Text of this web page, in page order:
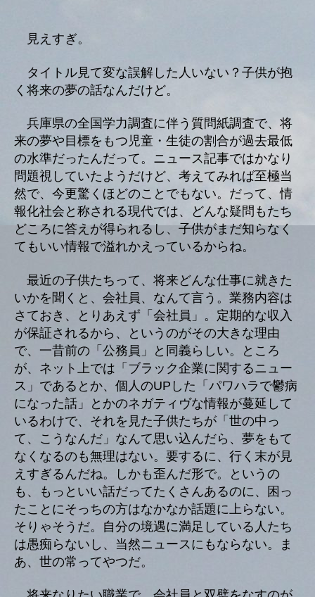
見えすぎ。
タイトル見て変な誤解した人いない？子供が抱
く将来の夢の話なんだけど。
兵庫県の全国学力調査に伴う質問紙調査で、将
来の夢や目標をもつ児童・生徒の割合が過去最低
の水準だったんだって。ニュース記事ではかなり
問題視していたようだけど、考えてみれば至極当
然で、今更驚くほどのことでもない。だって、情
報化社会と称される現代では、どんな疑問もたち
どころに答えが得られるし、子供がまだ知らなく
てもいい情報で溢れかえっているからね。
最近の子供たちって、将来どんな仕事に就きた
いかを聞くと、会社員、なんて言う。業務内容は
さておき、とりあえず「会社員」。定期的な収入
が保証されるから、というのがその大きな理由
で、一昔前の「公務員」と同義らしい。ところ
が、ネット上では「ブラック企業に関するニュー
ス」であるとか、個人のUPした「パワハラで鬱病
になった話」とかのネガティヴな情報が蔓延して
いるわけで、それを見た子供たちが「世の中っ
て、こうなんだ」なんて思い込んだら、夢をもて
なくなるのも無理はない。要するに、行く末が見
えすぎるんだね。しかも歪んだ形で。というの
も、もっといい話だってたくさんあるのに、困っ
たことにそっちの方はなかなか話題に上らない。
そりゃそうだ。自分の境遇に満足している人たち
は愚痴らないし、当然ニュースにもならない。ま
あ、世の常ってやつだ。